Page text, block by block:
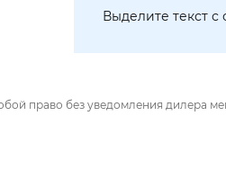
Выделите текст
право без уведомления дилера